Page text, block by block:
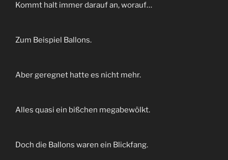
Kommt halt immer darauf an, worauf…
Zum Beispiel Ballons.
Aber geregnet hatte es nicht mehr.
Alles quasi ein bißchen megabewölkt.
Doch die Ballons waren ein Blickfang.